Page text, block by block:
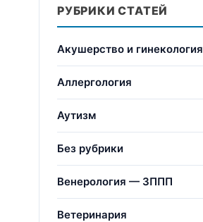
РУБРИКИ СТАТЕЙ
Акушерство и гинекология
Аллергология
Аутизм
Без рубрики
Венерология — ЗППП
Ветеринария